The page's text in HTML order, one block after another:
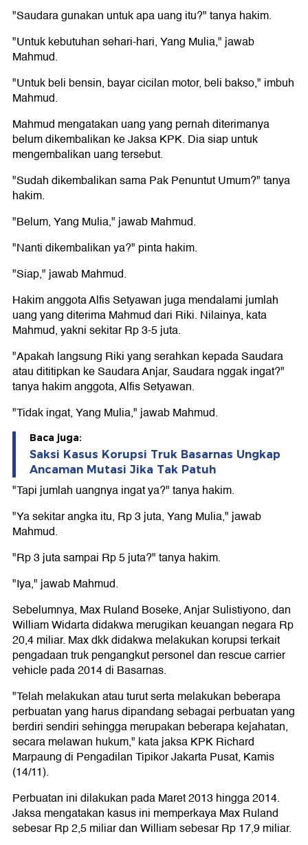
"Saudara gunakan untuk apa uang itu?" tanya hakim.
"Untuk kebutuhan sehari-hari, Yang Mulia," jawab
Mahmud.
"Untuk beli bensin, bayar cicilan motor, beli bakso," imbuh
Mahmud.
Mahmud mengatakan uang yang pernah diterimanya
belum dikembalikan ke Jaksa KPK. Dia siap untuk
mengembalikan uang tersebut.
"Sudah dikembalikan sama Pak Penuntut Umum?" tanya
hakim.
"Belum, Yang Mulia," jawab Mahmud.
"Nanti dikembalikan ya?" pinta hakim.
"Siap," jawab Mahmud.
Hakim anggota Alfis Setyawan juga mendalami jumlah
uang yang diterima Mahmud dari Riki. Nilainya, kata
Mahmud, yakni sekitar Rp 3-5 juta.
"Apakah langsung Riki yang serahkan kepada Saudara
atau dititipkan ke Saudara Anjar, Saudara nggak ingat?"
tanya hakim anggota, Alfis Setyawan.
"Tidak ingat, Yang Mulia," jawab Mahmud.
Baca juga:
Saksi Kasus Korupsi Truk Basarnas Ungkap
Ancaman Mutasi Jika Tak Patuh
"Tapi jumlah uangnya ingat ya?" tanya hakim.
"Ya sekitar angka itu, Rp 3 juta, Yang Mulia," jawab
Mahmud.
"Rp 3 juta sampai Rp 5 juta?" tanya hakim.
"Iya," jawab Mahmud.
Sebelumnya, Max Ruland Boseke, Anjar Sulistiyono, dan
William Widarta didakwa merugikan keuangan negara Rp
20,4 miliar. Max dkk didakwa melakukan korupsi terkait
pengadaan truk pengangkut personel dan rescue carrier
vehicle pada 2014 di Basarnas.
"Telah melakukan atau turut serta melakukan beberapa
perbuatan yang harus dipandang sebagai perbuatan yang
berdiri sendiri sehingga merupakan beberapa kejahatan,
secara melawan hukum," kata jaksa KPK Richard
Marpaung di Pengadilan Tipikor Jakarta Pusat, Kamis
(14/11).
Perbuatan ini dilakukan pada Maret 2013 hingga 2014.
Jaksa mengatakan kasus ini memperkaya Max Ruland
sebesar Rp 2,5 miliar dan William sebesar Rp 17,9 miliar.